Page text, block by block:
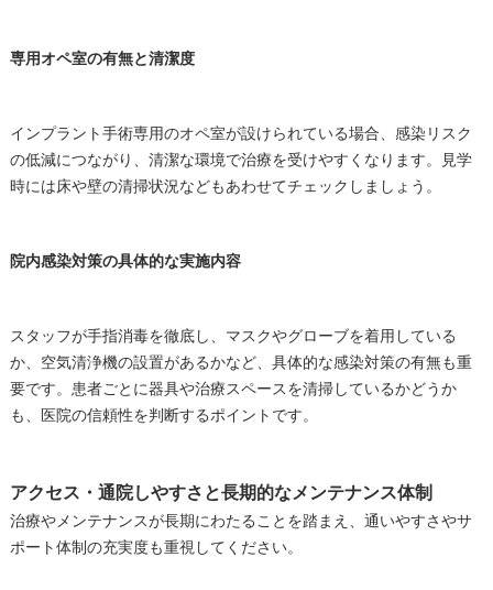
専用オペ室の有無と清潔度
インプラント手術専用のオペ室が設けられている場合、感染リスク
の低減につながり、清潔な環境で治療を受けやすくなります。見学
時には床や壁の清掃状況などもあわせてチェックしましょう。
院内感染対策の具体的な実施内容
スタッフが手指消毒を徹底し、マスクやグローブを着用している
か、空気清浄機の設置があるかなど、具体的な感染対策の有無も重
要です。患者ごとに器具や治療スペースを清掃しているかどうか
も、医院の信頼性を判断するポイントです。
アクセス・通院しやすさと長期的なメンテナンス体制
治療やメンテナンスが長期にわたることを踏まえ、通いやすさやサ
ポート体制の充実度も重視してください。